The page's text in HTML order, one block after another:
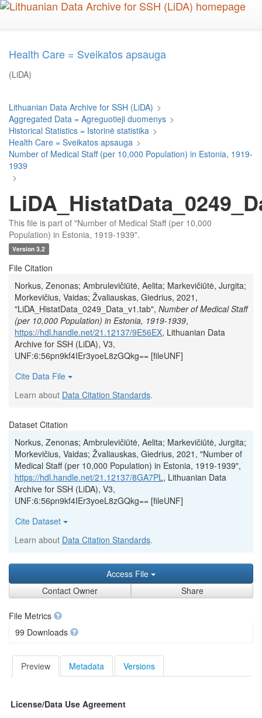
Skip
Health Care = Sveikatos apsauga
(LiDA)
Lithuanian Data Archive for SSH (LiDA) >
Aggregated Data = Agreguotieji duomenys >
Historical Statistics = Istorinė statistika >
Health Care = Sveikatos apsauga >
Number of Medical Staff (per 10,000 Population) in Estonia, 1919-
1939
>
This file is part of "Number of Medical Staff (per 10,000
Population) in Estonia, 1919-1939".
Version 3.2
File Citation
Norkus, Zenonas; Ambrulevičiūtė, Aelita; Markevičiūtė, Jurgita;
Morkevičius, Vaidas; Žvaliauskas, Giedrius, 2021,
"LiDA_HistatData_0249_Data_v1.tab", Number of Medical Staff
(per 10,000 Population) in Estonia, 1919-1939,
https://hdl.handle.net/21.12137/9E56EX, Lithuanian Data
Archive for SSH (LiDA), V3,
UNF:6:56pn9kf4IEr3yoeL8zGQkg== [fileUNF]
Cite Data File
Learn about Data Citation Standards.
Dataset Citation
Norkus, Zenonas; Ambrulevičiūtė, Aelita; Markevičiūtė, Jurgita;
Morkevičius, Vaidas; Žvaliauskas, Giedrius, 2021, "Number of
Medical Staff (per 10,000 Population) in Estonia, 1919-1939",
https://hdl.handle.net/21.12137/8GA7PL, Lithuanian Data
Archive for SSH (LiDA), V3,
UNF:6:56pn9kf4IEr3yoeL8zGQkg== [fileUNF]
Cite Dataset
Learn about Data Citation Standards.
Access File
Contact Owner
Share
File Metrics
99 Downloads
Preview Metadata Versions
License/Data Use Agreement